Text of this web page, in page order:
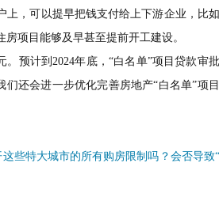
上，可以提早把钱支付给上下游企业，比
项目能够及早甚至提前开工建设。
预计到2024年底，“白名单”项目贷款审
还会进一步优化完善房地产“白名单”项
些特大城市的所有购房限制吗？会否导致